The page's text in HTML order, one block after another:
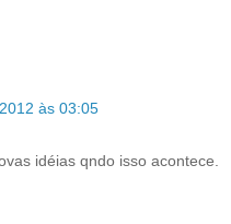
às 03:05
idéias qndo isso acontece.